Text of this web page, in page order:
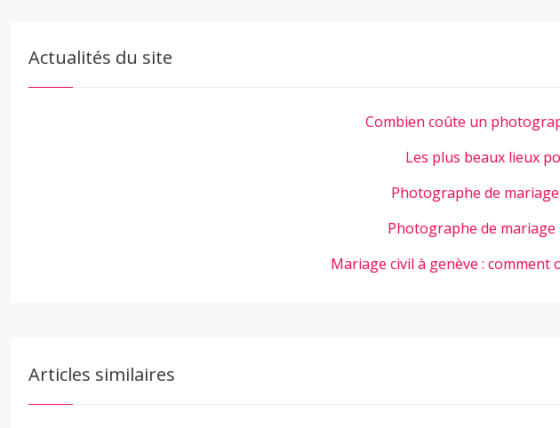
Actualités du site
Combien coûte un
Les plus beaux lieux
Photographe de
Photographe de
Mariage civil à genève :
Articles similaires